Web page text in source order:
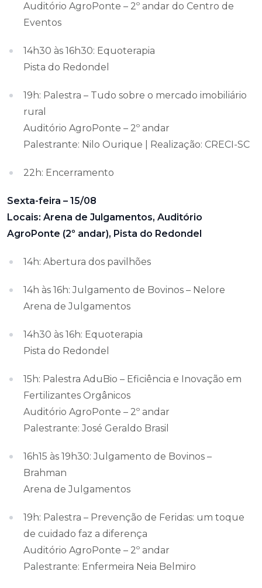
Auditório AgroPonte – 2º andar do Centro de
Eventos
14h30 às 16h30: Equoterapia
Pista do Redondel
19h: Palestra – Tudo sobre o mercado imobiliário
rural
Auditório AgroPonte – 2º andar
Palestrante: Nilo Ourique | Realização: CRECI-SC
22h: Encerramento
Sexta-feira – 15/08
Locais: Arena de Julgamentos, Auditório
AgroPonte (2º andar), Pista do Redondel
14h: Abertura dos pavilhões
14h às 16h: Julgamento de Bovinos – Nelore
Arena de Julgamentos
14h30 às 16h: Equoterapia
Pista do Redondel
15h: Palestra AduBio – Eficiência e Inovação em
Fertilizantes Orgânicos
Auditório AgroPonte – 2º andar
Palestrante: José Geraldo Brasil
16h15 às 19h30: Julgamento de Bovinos –
Brahman
Arena de Julgamentos
19h: Palestra – Prevenção de Feridas: um toque
de cuidado faz a diferença
Auditório AgroPonte – 2º andar
Palestrante: Enfermeira Neia Belmiro